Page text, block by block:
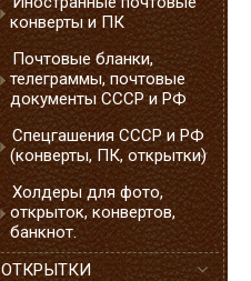
конверты и ПК
Почтовые бланки,
телеграммы, почтовые
документы СССР и РФ
Спецгашения СССР и РФ
(конверты, ПК, открытки)
Холдеры для фото,
открыток, конвертов,
банкнот.
ОТКРЫТКИ